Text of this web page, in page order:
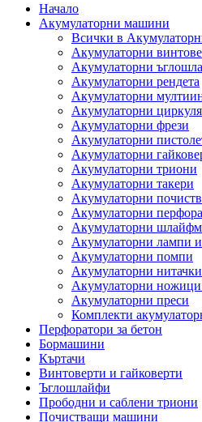
Начало
Акумулаторни машини
Всички в
Акумулаторни
Акумулаторни
Акумулаторни рендета
Акумулаторни
Акумулаторни
Акумулаторни фрези
Акумулаторни
Акумулаторни
Акумулаторни триони
Акумулаторни такери
Акумулаторни
Акумулаторни
Акумулаторни
Акумулаторни лампи
Акумулаторни помпи
Акумулаторни нитачки
Акумулаторни ножици
Акумулаторни преси
Комплекти
Перфоратори за бетон
Бормашини
Къртачи
Винтоверти и гайковерти
Ъглошлайфи
Прободни и саблени триони
Почистващи машини